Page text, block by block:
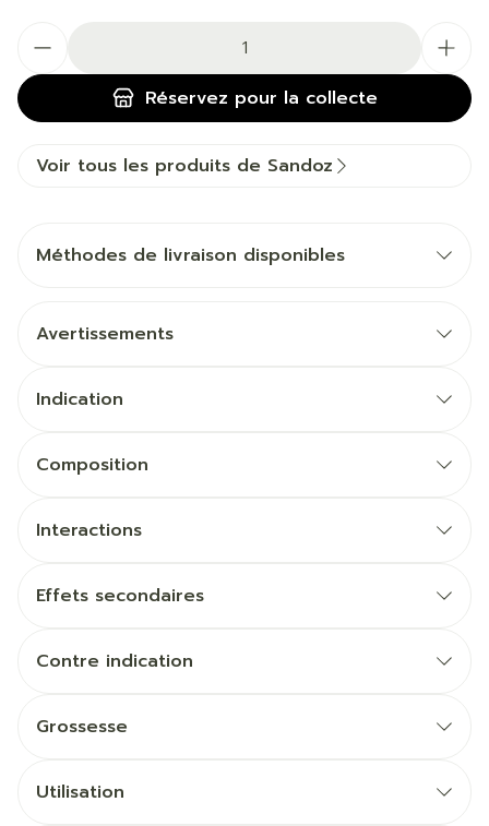
Réservez pour la collecte
Voir tous les produits de Sandoz
Méthodes de livraison disponibles
Avertissements
Indication
Composition
Interactions
Effets secondaires
Contre indication
Grossesse
Utilisation